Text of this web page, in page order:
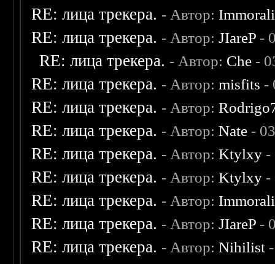
RE: лица трекера. - Автор:
RE: лица трекера. - Автор:JIareP -
RE: лица трекера. - Автор: Che -
RE: лица трекера. - Автор:misfits -
RE: лица трекера. - Автор:
RE: лица трекера. - Автор:Nate -
RE: лица трекера. - Автор:Ktylxy -
RE: лица трекера. - Автор:Ktylxy -
RE: лица трекера. - Автор:
RE: лица трекера. - Автор:JIareP -
RE: лица трекера. - Автор:Nihilist